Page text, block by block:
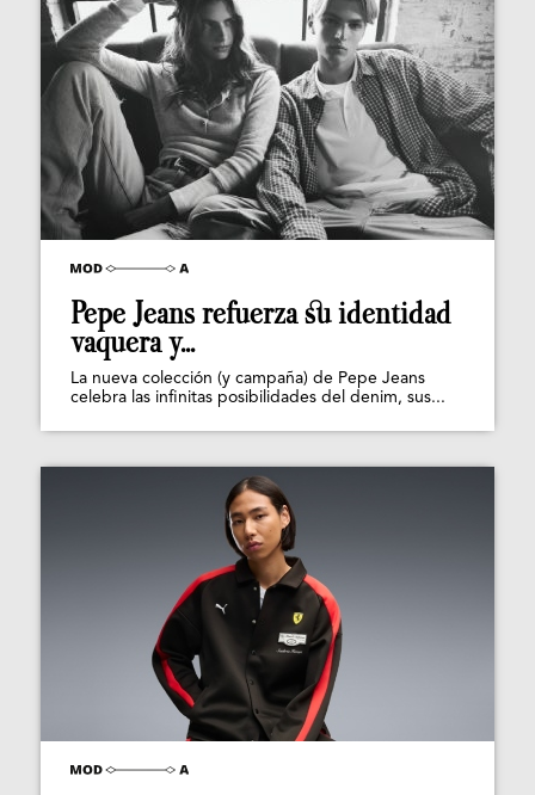
Pepe Jeans refuerza su identidad
vaquera y...
La nueva colección (y campaña) de Pepe Jeans
celebra las infinitas posibilidades del denim, sus...